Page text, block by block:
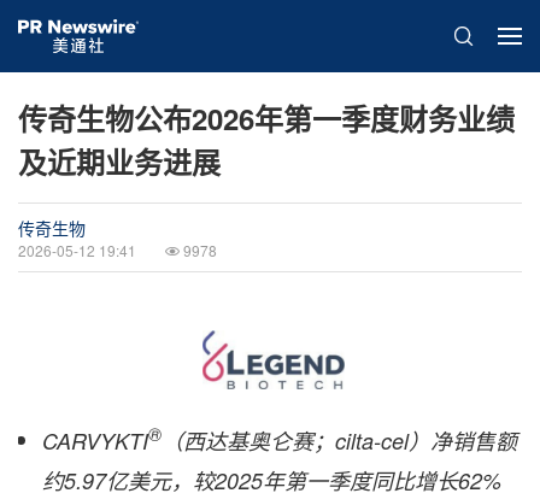
传奇生物公布2026年第一季度财务业绩
及近期业务进展
传奇生物
2026-05-12 19:41 9978
CARVYKTI® （西达基奥仑赛；cilta-cel）净销售额
约5.97亿美元，较2025年第一季度同比增长62%